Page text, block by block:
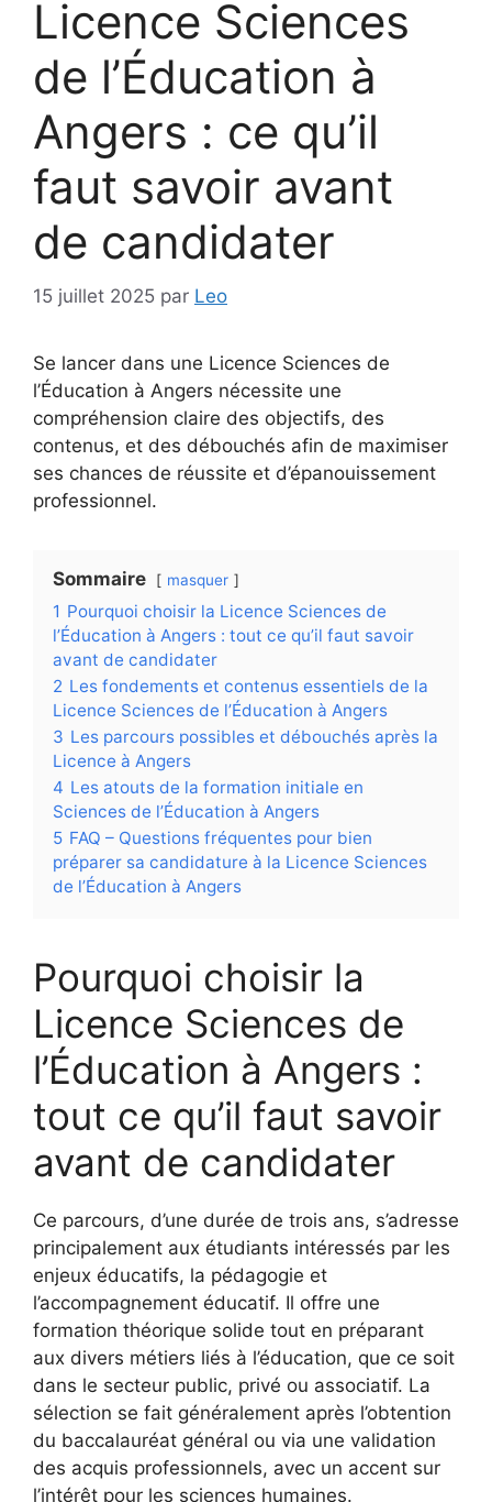
Licence Sciences
de l’Éducation à
Angers : ce qu’il
faut savoir avant
de candidater
15 juillet 2025 par Leo
Se lancer dans une Licence Sciences de
l’Éducation à Angers nécessite une
compréhension claire des objectifs, des
contenus, et des débouchés afin de maximiser
ses chances de réussite et d’épanouissement
professionnel.
Sommaire masquer
1 Pourquoi choisir la Licence Sciences de
l’Éducation à Angers : tout ce qu’il faut savoir
avant de candidater
2 Les fondements et contenus essentiels de la
Licence Sciences de l’Éducation à Angers
3 Les parcours possibles et débouchés après la
Licence à Angers
4 Les atouts de la formation initiale en
Sciences de l’Éducation à Angers
5 FAQ – Questions fréquentes pour bien
préparer sa candidature à la Licence Sciences
de l’Éducation à Angers
Pourquoi choisir la
Licence Sciences de
l’Éducation à Angers :
tout ce qu’il faut savoir
avant de candidater
Ce parcours, d’une durée de trois ans, s’adresse
principalement aux étudiants intéressés par les
enjeux éducatifs, la pédagogie et
l’accompagnement éducatif. Il offre une
formation théorique solide tout en préparant
aux divers métiers liés à l’éducation, que ce soit
dans le secteur public, privé ou associatif. La
sélection se fait généralement après l’obtention
du baccalauréat général ou via une validation
des acquis professionnels, avec un accent sur
l’intérêt pour les sciences humaines.